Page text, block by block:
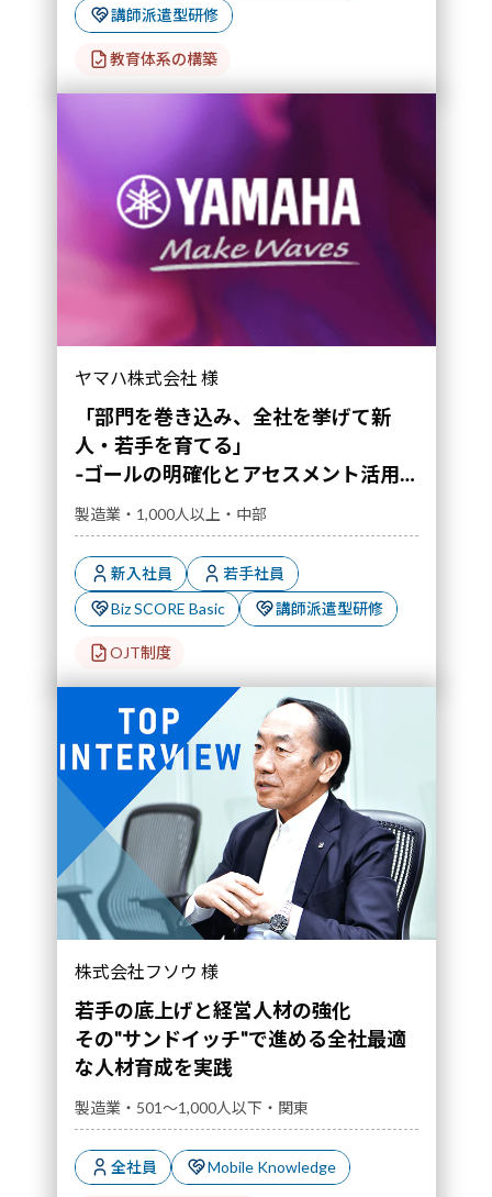
講師派遣型研修
教育体系の構築
若手育成改革の軌跡‐｜導入事例">
ヤマハ株式会社 様
「部門を巻き込み、全社を挙げて新
人・若手を育てる」
‐ゴールの明確化とアセスメント活用
で実現した若手育成改革の軌跡‐
製造業・1,000人以上・中部
新入社員
若手社員
Biz SCORE Basic
講師派遣型研修
OJT制度
成を実践｜導入事例">
株式会社フソウ 様
若手の底上げと経営人材の強化
その"サンドイッチ"で進める全社最適
な人材育成を実践
製造業・501～1,000人以下・関東
全社員 Mobile Knowledge